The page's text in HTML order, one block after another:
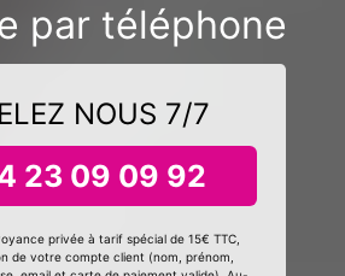
par téléphone
NOUS 7/7
23 09 09 92
privée à tarif spécial de 15€ TTC,
de votre compte client (nom, prénom,